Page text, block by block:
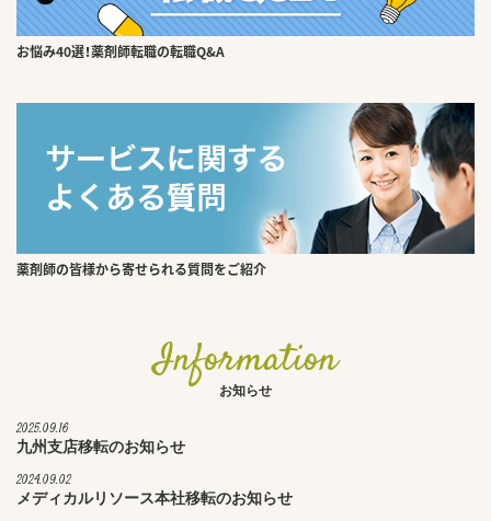
お悩み40選！薬剤師転職の転職Q&A
薬剤師の皆様から寄せられる質問をご紹介
Information
お知らせ
2025.09.16
九州支店移転のお知らせ
2024.09.02
メディカルリソース本社移転のお知らせ